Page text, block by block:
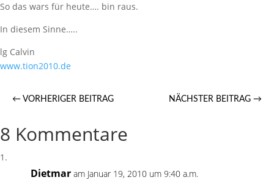
So das wars für heute…. bin raus.
In diesem Sinne…..
lg Calvin
www.tion2010.de
← VORHERIGER BEITRAG NÄCHSTER BEITRAG →
8 Kommentare
Dietmar am Januar 19, 2010 um 9:40 a.m.